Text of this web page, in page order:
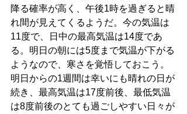
降る確率が高く、午後1時を過ぎると晴
れ間が見えてくるようだ。今の気温は
11度で、日中の最高気温は14度であ
る。明日の朝には5度まで気温が下がる
ようなので、寒さを覚悟しておこう。
明日からの1週間は幸いにも晴れの日が
続き、最高気温は17度前後、最低気温
は8度前後のとても過ごしやすい日々が